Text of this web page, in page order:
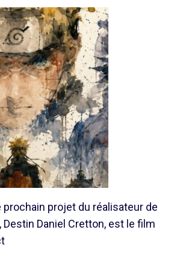
prochain projet du réalisateur de
Destin Daniel Cretton, est le film